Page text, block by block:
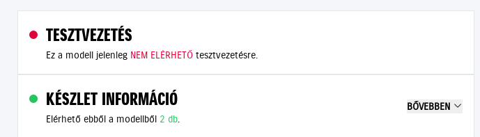
TESZTVEZETÉS
Ez a modell jelenleg NEM ELÉRHETŐ tesztvezetésre.
KÉSZLET INFORMÁCIÓ
Elérhető ebből a modellből 2 db.
BŐVEBBEN